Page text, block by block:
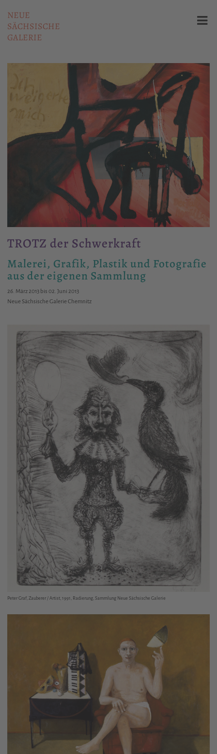
NEUE
SÄCHSISCHE
GALERIE
TROTZ der Schwerkraft
Malerei, Grafik, Plastik und Fotografie
aus der eigenen Sammlung
26. März 2013 bis 02. Juni 2013
Neue Sächsische Galerie Chemnitz
Peter Graf, Zauberer / Artist, 1991, Radierung, Sammlung Neue Sächsische Galerie